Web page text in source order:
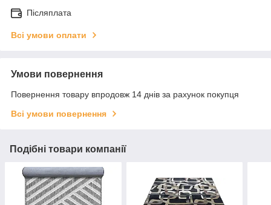
Післяплата
Всі умови оплати
Умови повернення
Повернення товару впродовж 14 днів за рахунок покупця
Всі умови повернення
Подібні товари компанії